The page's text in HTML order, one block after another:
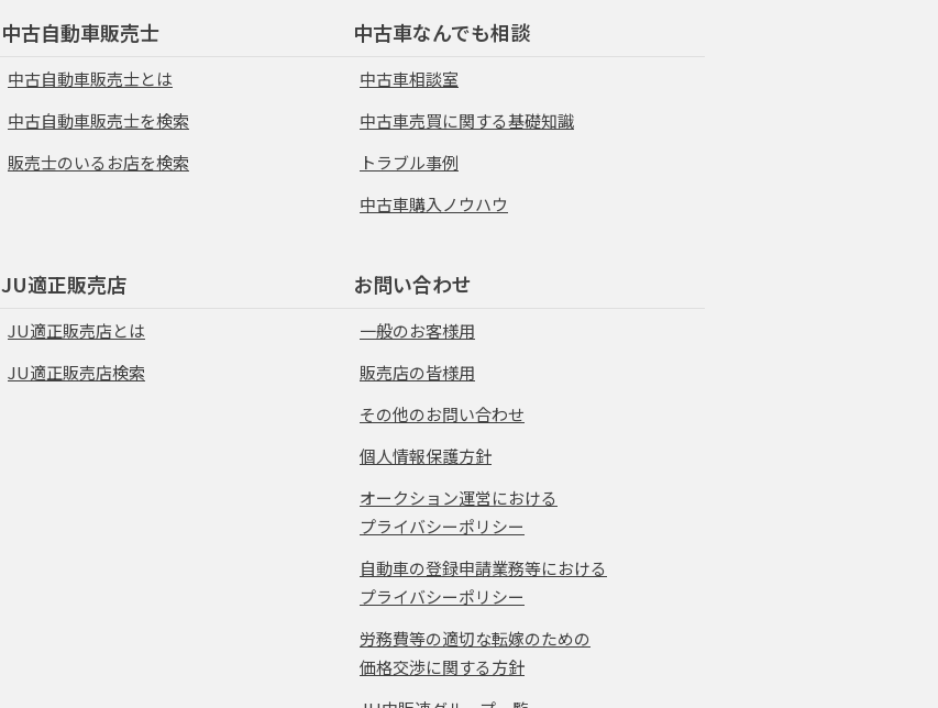
中古自動車販売士
中古自動車販売士とは
中古自動車販売士を検索
販売士のいるお店を検索
中古車なんでも相談
中古車相談室
中古車売買に関する基礎知識
トラブル事例
中古車購入ノウハウ
JU適正販売店
JU適正販売店とは
JU適正販売店検索
お問い合わせ
一般のお客様用
販売店の皆様用
その他のお問い合わせ
個人情報保護方針
オークション運営における
プライバシーポリシー
自動車の登録申請業務等における
プライバシーポリシー
労務費等の適切な転嫁のための
価格交渉に関する方針